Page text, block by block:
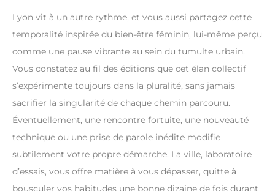
Lyon vit à un autre rythme, et vous aussi partagez cette
temporalité inspirée du bien-être féminin, lui-même perçu
comme une pause vibrante au sein du tumulte urbain.
Vous constatez au fil des éditions que cet élan collectif
s’expérimente toujours dans la pluralité, sans jamais
sacrifier la singularité de chaque chemin parcouru.
Éventuellement, une rencontre fortuite, une nouveauté
technique ou une prise de parole inédite modifie
subtilement votre propre démarche. La ville, laboratoire
d’essais, vous offre matière à vous dépasser, quitte à
bousculer vos habitudes une bonne dizaine de fois durant